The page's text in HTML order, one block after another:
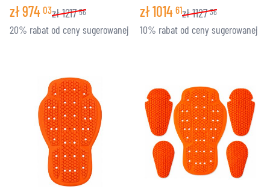
zł974 03zł1217 56
20% rabat od ceny sugerowanej
zł1014 61zł1127 36
10% rabat od ceny sugerowanej